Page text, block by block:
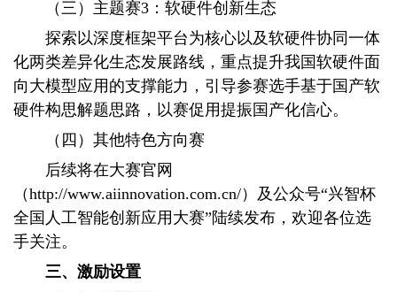
（三）主题赛3：软硬件创新生态
探索以深度框架平台为核心以及软硬件协同一体
化两类差异化生态发展路线，重点提升我国软硬件面
向大模型应用的支撑能力，引导参赛选手基于国产软
硬件构思解题思路，以赛促用提振国产化信心。
（四）其他特色方向赛
后续将在大赛官网
（http://www.aiinnovation.com.cn/）及公众号“兴智杯
全国人工智能创新应用大赛”陆续发布，欢迎各位选
手关注。
三、激励设置